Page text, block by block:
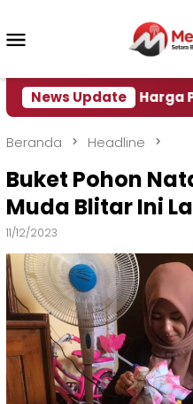
konten
News Update
Harga
Beranda Headline
Buket Pohon
Muda Blitar Ini
11/12/2023